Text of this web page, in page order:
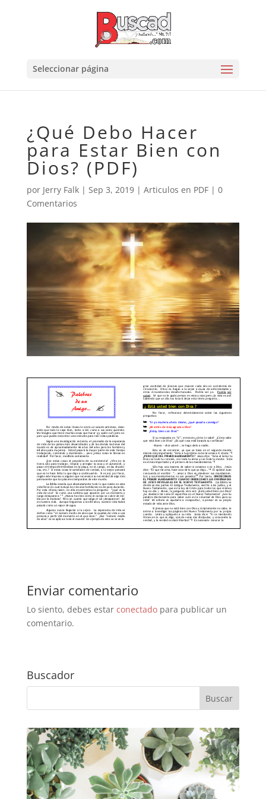
Seleccionar página
¿Qué Debo Hacer
para Estar Bien con
Dios? (PDF)
por Jerry Falk| Sep 3, 2019| Articulos en PDF| 0
Comentarios
Enviar comentario
Lo siento, debes estar conectadopara publicar un
comentario.
Buscador